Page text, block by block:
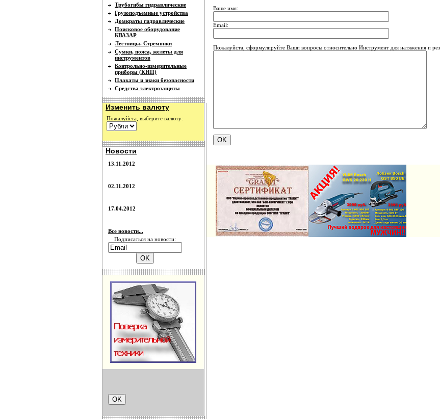
Трубогибы гидравлические
Грузоподъемные устройства
Домкраты гидравлические
Поисковое оборудование
КВАЗАР
Лестницы. Стремянки
Сумки, пояса, желеты для
инструментов
Контрольно-измерительные
приборы (КИП)
Плакаты и знаки безопасности
Средства электрозащиты
Изменить валюту
Пожалуйста, выберите валюту:
Новости
13.11.2012
02.11.2012
17.04.2012
Все новости...
Подписаться на новости:
Ваше имя:
Email:
Пожалуйста, сформулируйте Ваши вопросы относительно Инструмент для натяжения и